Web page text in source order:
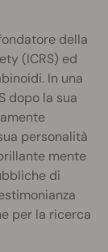
della
(ICRS) ed
In una
dopo la sua
personalità
mente
di
per la ricerca